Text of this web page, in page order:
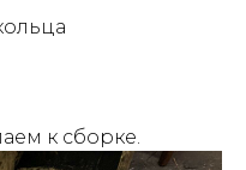
к сборке.